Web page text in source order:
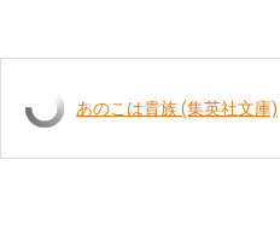
あのこは貴族 (集英社文庫)